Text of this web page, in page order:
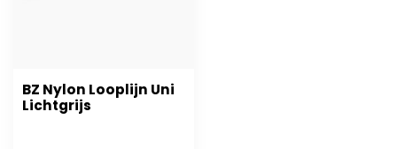
BZ Nylon Looplijn Uni
Lichtgrijs